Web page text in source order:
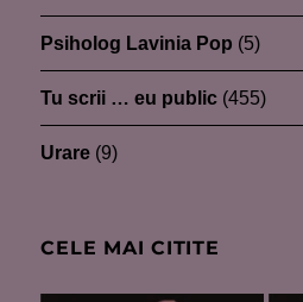
Psiholog Lavinia Pop (5)
Tu scrii … eu public (455)
Urare (9)
CELE MAI CITITE